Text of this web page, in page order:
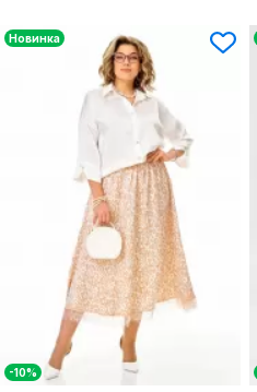
Новинка
-10%